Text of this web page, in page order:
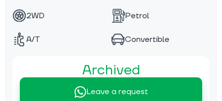
2WD Petrol
A/T Convertible
Archived
Leave a request